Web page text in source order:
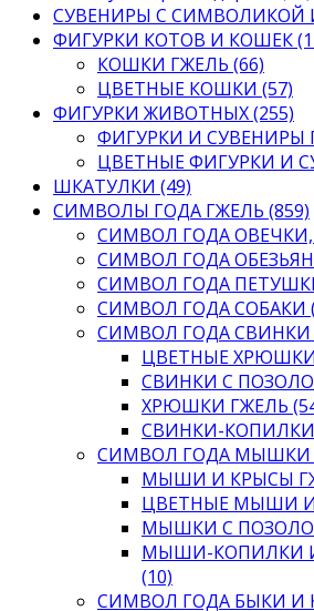
СУВЕНИРЫ С СИМВОЛИКОЙ
ФИГУРКИ КОТОВ И КОШЕК
КОШКИ ГЖЕЛЬ (66)
ЦВЕТНЫЕ КОШКИ (57)
ФИГУРКИ ЖИВОТНЫХ (255)
ФИГУРКИ И СУВЕНИРЫ
ЦВЕТНЫЕ ФИГУРКИ И
ШКАТУЛКИ (49)
СИМВОЛЫ ГОДА ГЖЕЛЬ (859)
СИМВОЛ ГОДА ОВЕЧКИ,
СИМВОЛ ГОДА
СИМВОЛ ГОДА
СИМВОЛ ГОДА СОБАКИ
СИМВОЛ ГОДА СВИНКИ
ЦВЕТНЫЕ ХРЮШКИ
СВИНКИ С
ХРЮШКИ ГЖЕЛЬ
СВИНКИ-КОПИЛКИ
СИМВОЛ ГОДА МЫШКИ
МЫШИ И КРЫСЫ
ЦВЕТНЫЕ МЫШИ И
МЫШКИ С
МЫШИ-КОПИЛКИ
(10)
СИМВОЛ ГОДА БЫКИ И